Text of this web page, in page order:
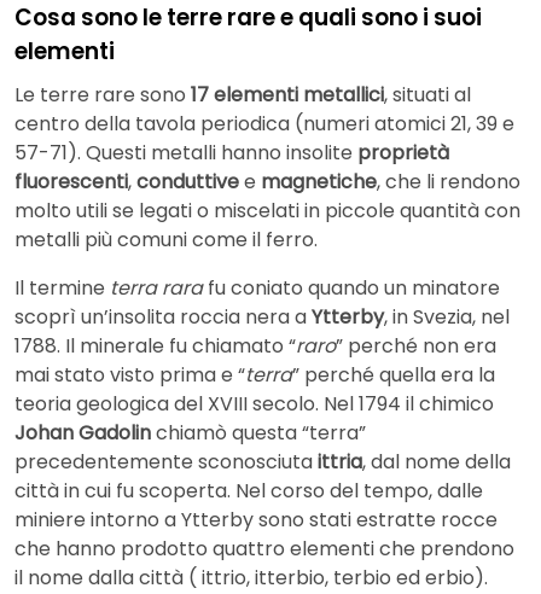
Cosa sono le terre rare e quali sono i suoi
elementi
Le terre rare sono 17 elementi metallici, situati al
centro della tavola periodica (numeri atomici 21, 39 e
57-71). Questi metalli hanno insolite proprietà
fluorescenti,conduttivee magnetiche, che li rendono
molto utili se legati o miscelati in piccole quantità con
metalli più comuni come il ferro.
Il termine terra rarafu coniato quando un minatore
scoprì un’insolita roccia nera aYtterby, in Svezia, nel
1788. Il minerale fu chiamato “raro” perché non era
mai stato visto prima e “terra” perché quella era la
teoria geologica del XVIII secolo. Nel 1794 il chimico
Johan Gadolinchiamò questa “terra”
precedentemente sconosciutaittria, dal nome della
città in cui fu scoperta. Nel corso del tempo, dalle
miniere intorno a Ytterby sono stati estratte rocce
che hanno prodotto quattro elementi che prendono
il nome dalla città ( ittrio, itterbio, terbio ed erbio).